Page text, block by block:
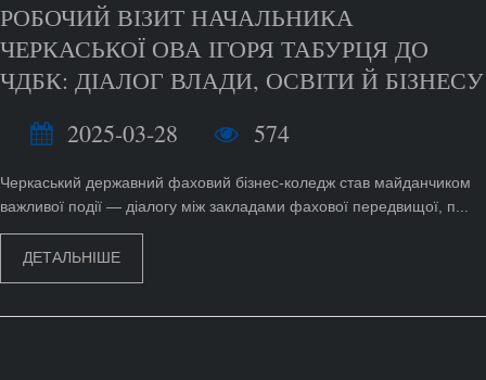
РОБОЧИЙ ВІЗИТ НАЧАЛЬНИКА
ЧЕРКАСЬКОЇ ОВА ІГОРЯ ТАБУРЦЯ ДО
ЧДБК: ДІАЛОГ ВЛАДИ, ОСВІТИ Й БІЗНЕСУ
2025-03-28
574
Черкаський державний фаховий бізнес-коледж став майданчиком
важливої події — діалогу між закладами фахової передвищої, п...
ДЕТАЛЬНІШЕ